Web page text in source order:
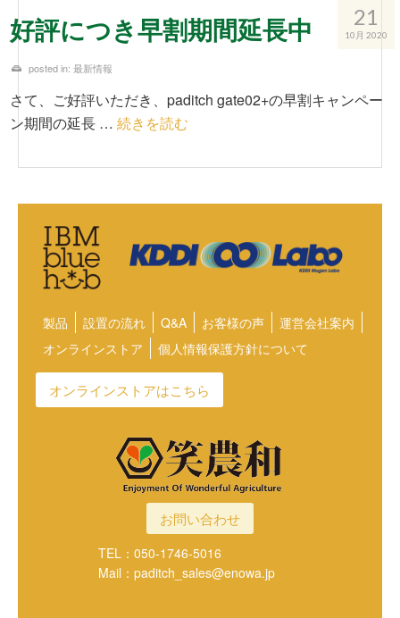
21
10月 2020
好評につき早割期間延長中
posted in: 最新情報
さて、ご好評いただき、paditch gate02+の早割キャンペー
ン期間の延長 … 続きを読む
製品 設置の流れ Q&A お客様の声
運営会社案内
オンラインストア
個人情報保護方針について
オンラインストアはこちら
お問い合わせ
TEL：050-1746-5016
Mail：paditch_sales@enowa.jp